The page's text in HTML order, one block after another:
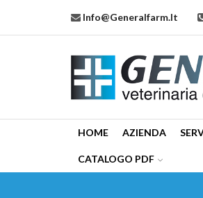
Info@generalfarm.it
HOME AZIENDA
CATALOGO PDF